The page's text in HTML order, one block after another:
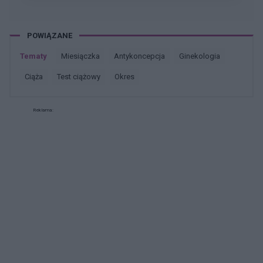
POWIĄZANE
Tematy miesiączka antykoncepcja ginekologia
ciąża test ciążowy okres
Reklama: